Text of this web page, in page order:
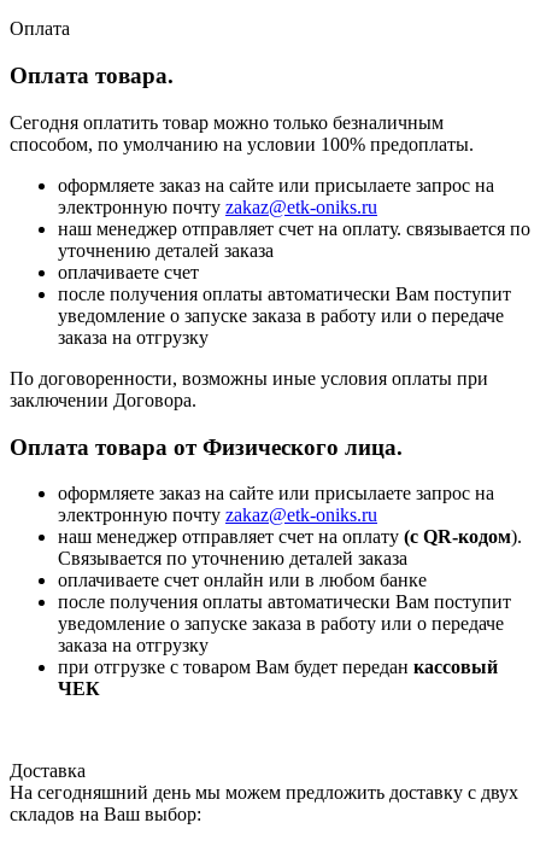
Оплата
Оплата товара.
Сегодня оплатить товар можно только безналичным
способом, по умолчанию на условии 100% предоплаты.
оформляете заказ на сайте или присылаете запрос на
электронную почту zakaz@etk-oniks.ru
наш менеджер отправляет счет на оплату. связывается по
уточнению деталей заказа
оплачиваете счет
после получения оплаты автоматически Вам поступит
уведомление о запуске заказа в работу или о передаче
заказа на отгрузку
По договоренности, возможны иные условия оплаты при
заключении Договора.
Оплата товара от Физического лица.
оформляете заказ на сайте или присылаете запрос на
электронную почту zakaz@etk-oniks.ru
наш менеджер отправляет счет на оплату (с QR-кодом).
Связывается по уточнению деталей заказа
оплачиваете счет онлайн или в любом банке
после получения оплаты автоматически Вам поступит
уведомление о запуске заказа в работу или о передаче
заказа на отгрузку
при отгрузке с товаром Вам будет передан кассовый
ЧЕК
Доставка
На сегодняшний день мы можем предложить доставку с двух
складов на Ваш выбор: